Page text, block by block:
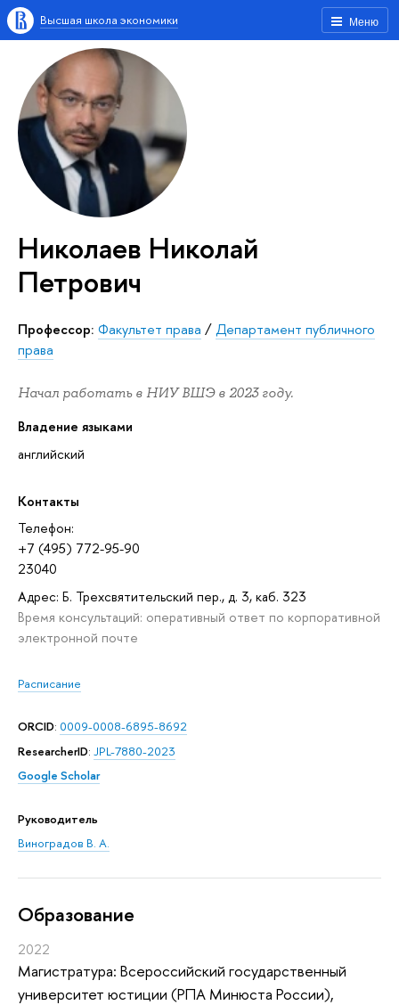
Меню
Высшая школа экономики
Николаев Николай
Петрович
Профессор: Факультет права /Департамент публичного
права
Начал работать в НИУ ВШЭ в 2023 году.
Владение языками
английский
Контакты
Телефон:
+7 (495) 772-95-90
23040
Адрес: Б. Трехсвятительский пер., д. 3, каб. 323
Время консультаций: оперативный ответ по корпоративной
электронной почте
Расписание
ORCID: 0009-0008-6895-8692
ResearcherID: JPL-7880-2023
Google Scholar
Руководитель
Виноградов В. А.
Oбразование
2022
Магистратура: Всероссийский государственный
университет юстиции (РПА Минюста России),